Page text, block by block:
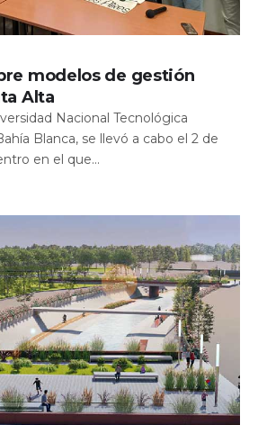
modelos de gestión
Alta
Nacional Tecnológica
Blanca, se llevó a cabo el 2 de
en el que...